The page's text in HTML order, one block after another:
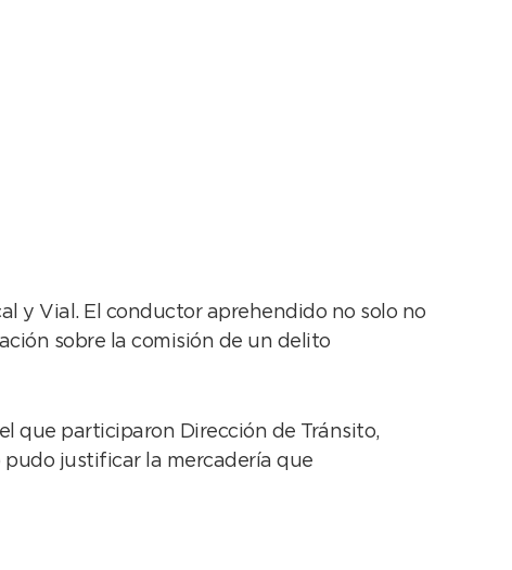
y Vial. El conductor aprehendido no solo no
sobre la comisión de un delito
que participaron Dirección de Tránsito,
pudo justificar la mercadería que